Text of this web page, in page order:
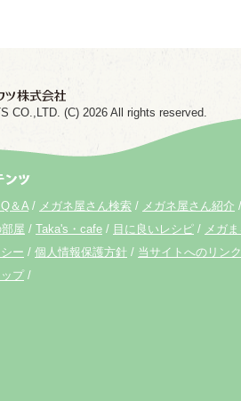
CO.,LTD. (C) 2026 All rights reserved.
＆A メガネ屋さん検索
メガネ屋さん紹介
屋
Taka's・cafe 目に良いレシピ
メガ
ー 個人情報保護方針
当サイトへのリン
プ